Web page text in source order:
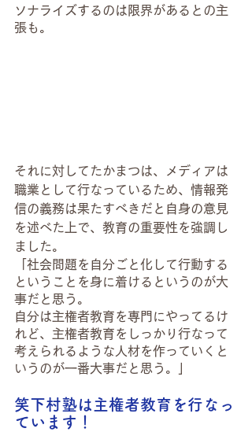
ソナライズするのは限界があるとの主
張も。
それに対してたかまつは、メディアは
職業として行なっているため、情報発
信の義務は果たすべきだと自身の意見
を述べた上で、教育の重要性を強調し
ました。
「社会問題を自分ごと化して行動する
ということを身に着けるというのが大
事だと思う。
自分は主権者教育を専門にやってるけ
れど、主権者教育をしっかり行なって
考えられるような人材を作っていくと
いうのが一番大事だと思う。」
笑下村塾は主権者教育を行なっ
ています！